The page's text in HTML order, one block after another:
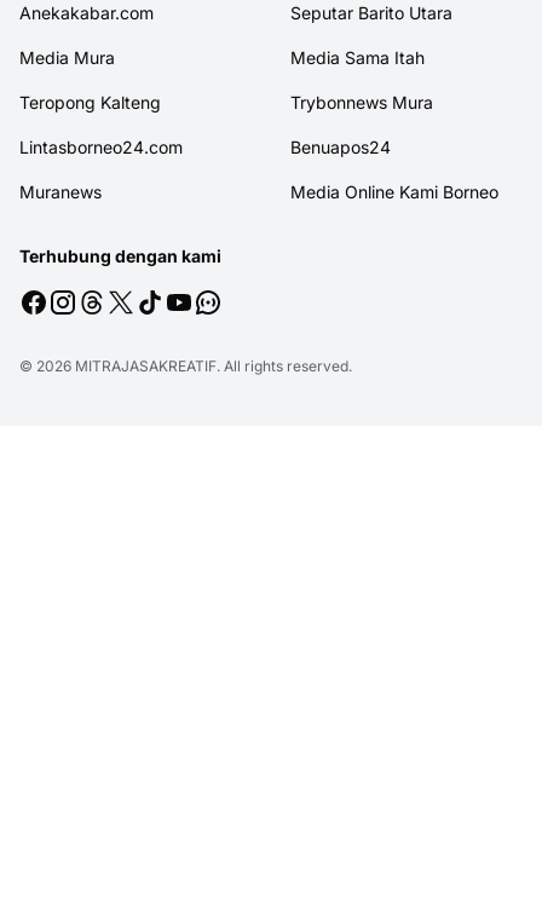
Anekakabar.com Seputar Barito Utara
Media Mura Media Sama Itah
Teropong Kalteng Trybonnews Mura
Lintasborneo24.com Benuapos24
Muranews Media Online Kami Borneo
Terhubung dengan kami
© 2026 MITRAJASAKREATIF. All rights reserved.